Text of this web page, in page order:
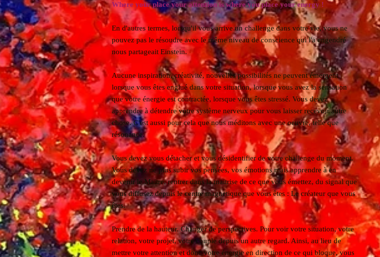
Where your place your attention is where you place your energy !
En d'autres termes, lorsqu'il vous arrive un challenge dans votre vie, vous ne
pouvez pas le résoudre avec le même niveau de conscience qui l'a engendré
nous partageait Einstein.
Aucune inspiration, créativité, nouvelles possibilités ne peuvent émergent
lorsque vous êtes englué dans votre situation, lorsque vous avez la sensation
que votre énergie est contractée, lorsque vous êtes stressé. Vous devez
apprendre à détendre votre système nerveux pour vous laisser recevoir autre
chose. C'est aussi pour cela que nous méditons avec une oeuvre, telle que
résonance.
Vous devez vous détacher et vous désidentifier de votre challenge du moment.
Vous devez ne plus subir vos pensées, vos émotions mais apprendre à en
devenir le Maitre, rentrer dans la maitrise de ce que vous émettez, du signal que
vous diffusez depuis le centre magnetique que vous êtes : Le créateur que vous
êtes.
Prendre de la hauteur. Changer de perspectives. Pour voir votre situation, votre
relation, votre projet, votre couple depuis un autre regard. Ainsi, au lieu de
mettre votre attention et donc votre énergie en direction de ce qui bloque, vous